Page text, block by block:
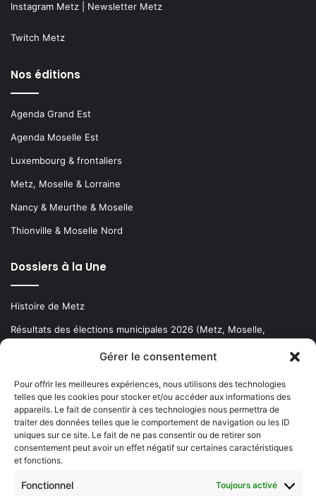
Gérer le consentement
Pour offrir les meilleures expériences, nous utilisons des technologies
telles que les cookies pour stocker et/ou accéder aux informations des
appareils. Le fait de consentir à ces technologies nous permettra de
traiter des données telles que le comportement de navigation ou les ID
uniques sur ce site. Le fait de ne pas consentir ou de retirer son
consentement peut avoir un effet négatif sur certaines caractéristiques
et fonctions.
Fonctionnel Toujours activé
Instagram Metz Newsletter Metz
Twitch Metz
Nos éditions
Agenda Grand Est
Agenda Moselle Est
Luxembourg & frontaliers
Metz, Moselle & Lorraine
Nancy & Meurthe & Moselle
Thionville & Moselle Nord
Dossiers à la Une
Histoire de Metz
Résultats des élections municipales 2026 (Metz, Moselle,
Newsletter gratuite
Choisissez : matin, soir ou hebdo ?